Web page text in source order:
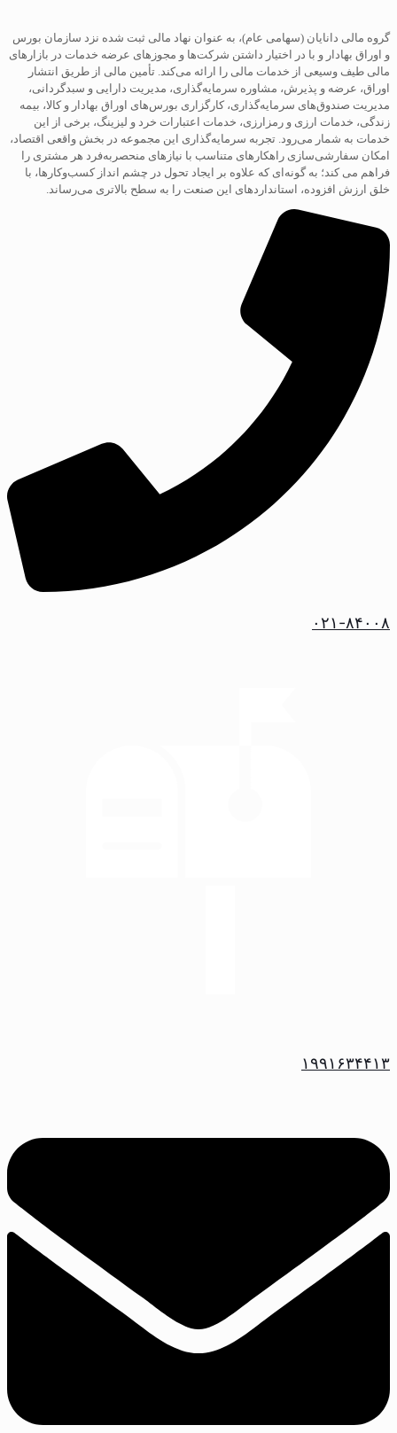
گروه مالی دانایان (سهامی عام)، به عنوان نهاد مالی ثبت شده نزد سازمان بورس
و اوراق بهادار و با در اختیار داشتن شرکت‌ها و مجوزهای عرضه خدمات در بازارهای
مالی طیف وسیعی از خدمات مالی را ارائه می‌کند. تأمین مالی از طریق انتشار
اوراق، عرضه و پذیرش، مشاوره سرمایه‌گذاری، مدیریت دارایی و سبدگردانی،
مدیریت صندوق‌های سرمایه‌گذاری، کارگزاری بورس‌های اوراق بهادار و کالا، بیمه
زندگی، خدمات ارزی و رمزارزی، خدمات اعتبارات خرد و لیزینگ، برخی از این
خدمات به شمار می‌رود. تجربه سرمایه‌گذاری این مجموعه در بخش واقعی اقتصاد،
امکان سفارشی‌سازی راهکارهای متناسب با نیازهای منحصربه‌فرد هر مشتری را
فراهم می کند؛ به گونه‌ای که علاوه بر ایجاد تحول در چشم انداز کسب‌و‌کارها، با
خلق ارزش افزوده، استانداردهای این صنعت را به سطح بالاتری می‌رساند.
۰۲۱-۸۴۰۰۸
۱۹۹۱۶۳۴۴۱۳